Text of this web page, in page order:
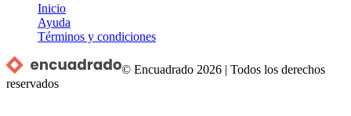
Inicio
Ayuda
Términos y condiciones
© Encuadrado 2026 |Todos los derechos
reservados